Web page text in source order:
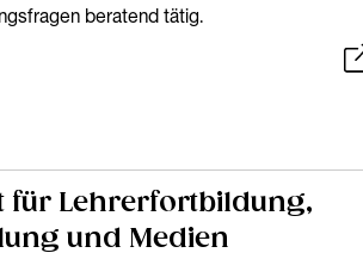
beratend tätig.
für Lehrerfortbildung,
und Medien